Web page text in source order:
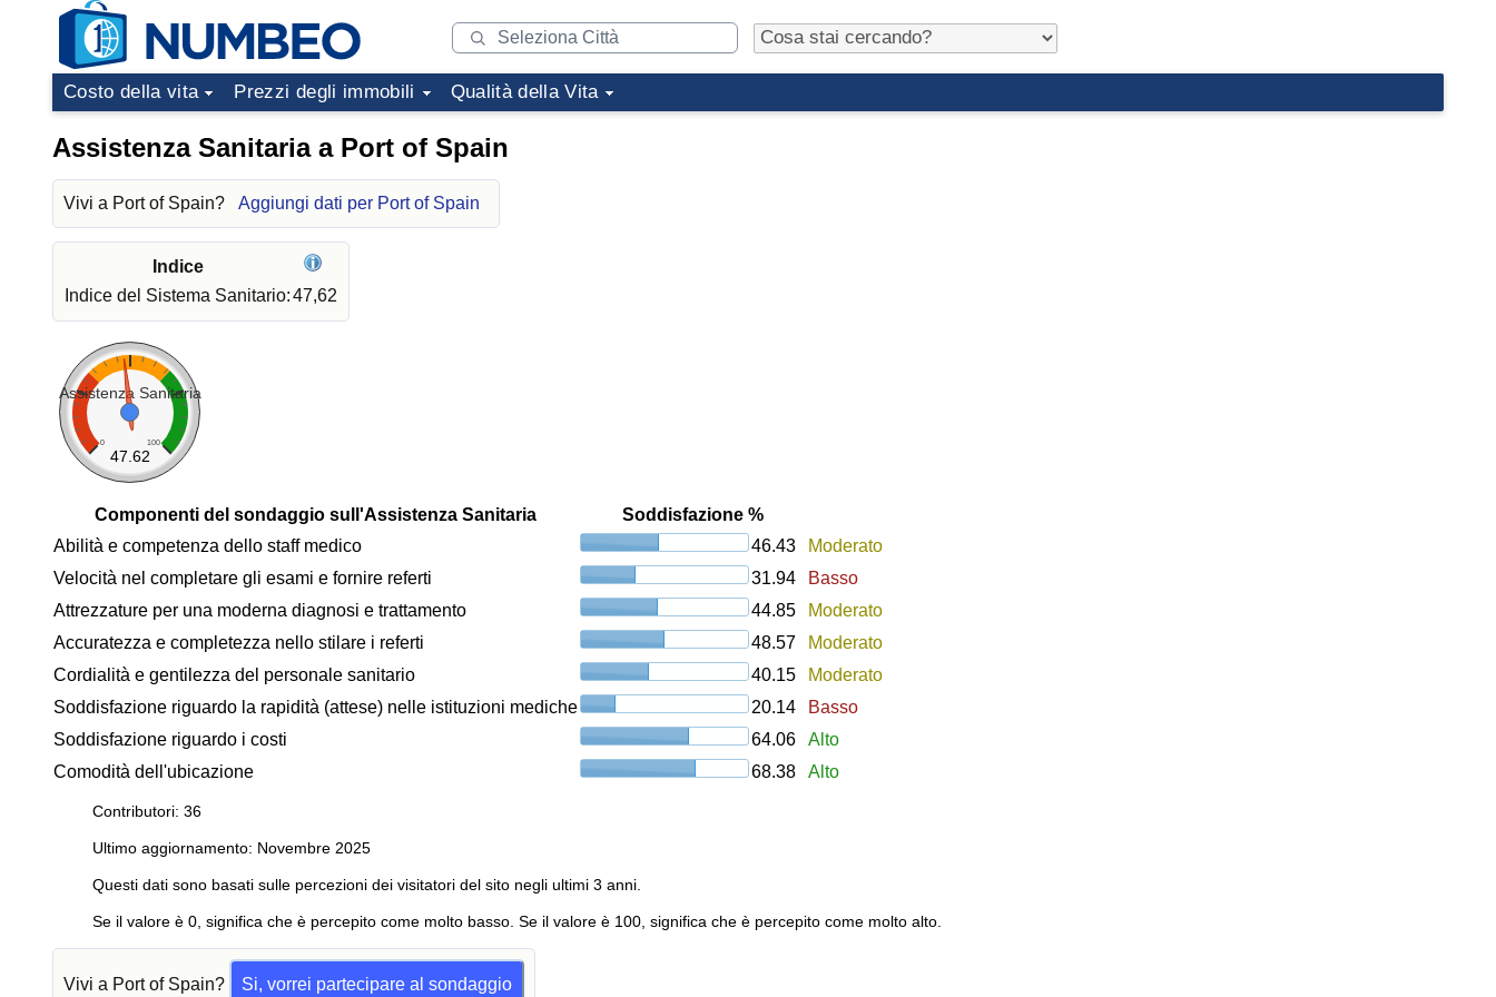
Costo della vita Prezzi degli immobili Qualità della Vita
Assistenza Sanitaria a Port of Spain
Vivi a Port of Spain? Aggiungi dati per Port of Spain
Indice
Indice del Sistema Sanitario:47,62
Assistenza Sanitaria
0 100
47.62
Componenti del sondaggio sull'Assistenza Sanitaria
Soddisfazione %
Abilità e competenza dello staff medico
46.43
Moderato
Velocità nel completare gli esami e fornire referti
31.94
Basso
Attrezzature per una moderna diagnosi e trattamento
44.85
Moderato
Accuratezza e completezza nello stilare i referti
48.57
Moderato
Cordialità e gentilezza del personale sanitario
40.15
Moderato
Soddisfazione riguardo la rapidità (attese) nelle istituzioni mediche
20.14
Basso
Soddisfazione riguardo i costi
64.06
Alto
Comodità dell'ubicazione
68.38 Alto
Contributori: 36
Ultimo aggiornamento: Novembre 2025
Questi dati sono basati sulle percezioni dei visitatori del sito negli ultimi 3 anni.
Se il valore è 0, significa che è percepito come molto basso. Se il valore è 100, significa che è percepito come molto alto.
Vivi a Port of Spain? Si, vorrei partecipare al sondaggio